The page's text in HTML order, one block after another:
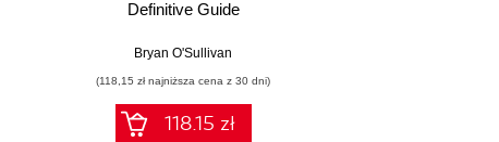
Definitive Guide
Bryan O'Sullivan
(118,15 zł najniższa cena z 30 dni)
118.15 zł